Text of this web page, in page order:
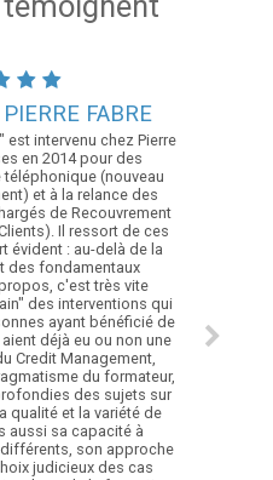
FABRE
est intervenu chez Pierre
en 2014 pour des
(nouveau
et à la relance des
de Recouvrement
Il ressort de ces
évident : au-delà de la
des fondamentaux
c'est très vite
des interventions qui
ayant bénéficié de
déjà eu ou non une
Credit Management,
du formateur,
des sujets sur
qualité et la variété de
aussi sa capacité à
son approche
judicieux des cas